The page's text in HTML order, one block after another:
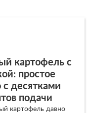
картофель с
простое
десятками
подачи
картофель давно